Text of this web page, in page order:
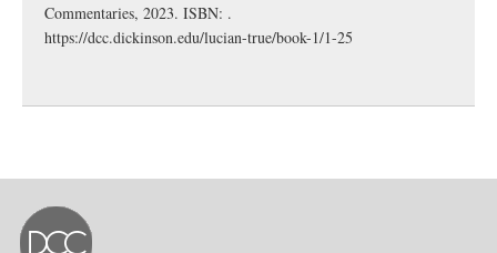
Commentaries, 2023. ISBN: .
https://dcc.dickinson.edu/lucian-true/book-1/1-25